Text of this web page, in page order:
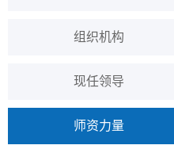
组织机构
现任领导
师资力量